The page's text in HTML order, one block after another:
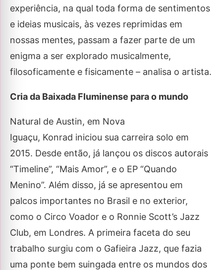
experiência, na qual toda forma de sentimentos
e ideias musicais, às vezes reprimidas em
nossas mentes, passam a fazer parte de um
enigma a ser explorado musicalmente,
filosoficamente e fisicamente – analisa o artista.
Cria da Baixada Fluminense para o mundo
Natural de Austin, em Nova
Iguaçu, Konrad iniciou sua carreira solo em
2015. Desde então, já lançou os discos autorais
“Timeline”, “Mais Amor”, e o EP “Quando
Menino”. Além disso, já se apresentou em
palcos importantes no Brasil e no exterior,
como o Circo Voador e o Ronnie Scott’s Jazz
Club, em Londres. A primeira faceta do seu
trabalho surgiu com o Gafieira Jazz, que fazia
uma ponte bem suingada entre os mundos dos